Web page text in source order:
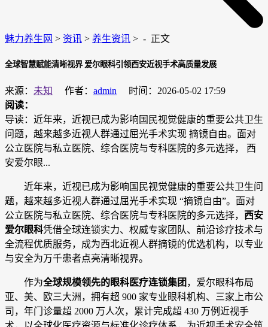
魅力养生网 > 资讯 > 养生资讯 > - 正文
全球智慧赋能清晰视界 爱尔眼科引领西安近视手术高质量发展
来源： 未知 作者： admin
时间：2026-05-02 17:59
阅读：
导读：近年来，近视已成为影响国民视觉健康的重要公共卫生
问题，越来越多近视人群通过屈光手术实现 摘镜自由。面对
公立医院与私立医院、综合医院与专科医院的多元选择， 西
安爱尔眼...
近年来，近视已成为影响国民视觉健康的重要公共卫生问
题，越来越多近视人群通过屈光手术实现 “摘镜自由”。面对
公立医院与私立医院、综合医院与专科医院的多元选择， 西安
爱尔眼科凭借全球连锁实力、权威专家团队、前沿诊疗技术与
全流程优质服务，成为西北近视人群摘镜的优选机构，以专业
与安全为万千患者点亮清晰视界。
作为全球规模领先的眼科医疗连锁集团 ，爱尔眼科布局
亚、美、欧三大洲，拥有超 900 家专业眼科机构、三家上市公
司，年门诊量超 2000 万人次，累计完成超 430 万例近视手